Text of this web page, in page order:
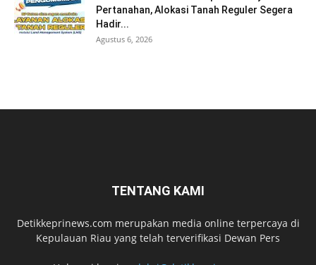
Pertanahan, Alokasi Tanah Reguler Segera
Hadir...
Agustus 6, 2026
TENTANG KAMI
Detikkeprinews.com merupakan media online terpercaya di
Kepulauan Riau yang telah terverifikasi Dewan Pers